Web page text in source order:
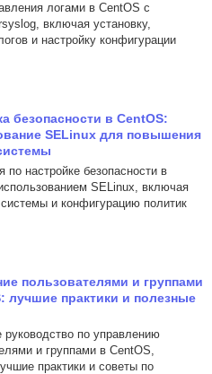
логами в CentOS с
включая установку,
и настройку конфигурации
безопасности в CentOS:
SELinux для повышения
по настройке безопасности в
SELinux, включая
системы и конфигурацию политик
пользователями и группами
лучшие практики и полезные
руководство по управлению
и группами в CentOS,
практики и советы по